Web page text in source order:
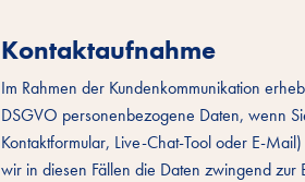
Kontaktaufnahme
Im Rahmen der Kundenkommunikation
DSGVO personenbezogene Daten, wenn
Kontaktformular, Live-Chat-Tool oder E-
wir in diesen Fällen die Daten zwingend